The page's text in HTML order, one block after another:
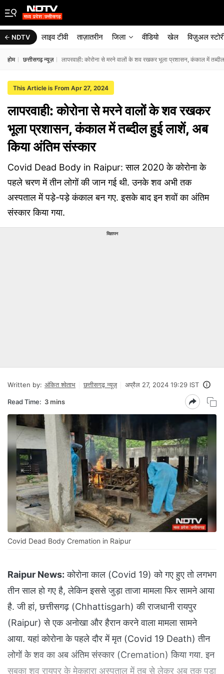
NDTV लाइव टीवी ताज़ातरीन जिला वीडियो खेल विज़ुअल
होम छत्तीसगढ़ न्यूज़ लापरवाही: कोरोना से मरने वालों के शव रखकर भूला प्रशासन, कंकाल में
This Article is From Apr 27, 2024
लापरवाही: कोरोना से मरने वालों के शव रखकर
भूला प्रशासन, कंकाल में तब्दील हुई लाशें, अब
किया अंतिम संस्कार
Covid Dead Body in Raipur: साल 2020 के कोरोना के
पहले चरण में तीन लोगों की जान गई थी. उनके शव अभी तक
अस्पताल में पड़े-पड़े कंकाल बन गए. इसके बाद इन शवों का अंतिम
संस्कार किया गया.
विज्ञापन
Written by: अंकित श्वेताभ छत्तीसगढ़ न्यूज़ अप्रैल 27, 2024 19:29 IST
Read Time: 3 mins
Covid Dead Body Cremation in Raipur
Raipur News: कोरोना काल (Covid 19) को गए हुए तो लगभग
तीन साल हो गए है, लेकिन इससे जुड़ा ताजा मामला फिर सामने आया
है. जी हां, छत्तीसगढ़ (Chhattisgarh) की राजधानी रायपुर
(Raipur) से एक अनोखा और हैरान करने वाला मामला सामने
आया. यहां कोरोना के पहले दौर में मृत (Covid 19 Death) तीन
लोगों के शव का अब अंतिम संस्कार (Cremation) किया गया. इन
सबका शव रायपुर के मेकहारा अस्पताल में तब से लेकर अब तक पड़ा